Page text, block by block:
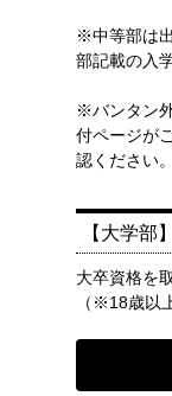
※中等部は
部記載の入
※バンタン
付ページが
認ください。
【大学部】
大卒資格を
（※18歳以